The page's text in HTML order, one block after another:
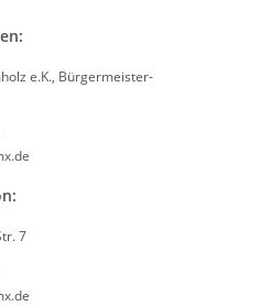
e.K., Bürgermeister-
7